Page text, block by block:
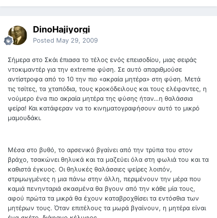
DinoHajiyorgi
Posted May 29, 2009
Σήμερα στο Σκάι έπιασα το τέλος ενός επεισοδίου, μιας σειράς
ντοκιμαντέρ για την extreme φύση. Σε αυτό απαριθμούσε
αντίστροφα από το 10 την πιο «ακραία μητέρα» στη φύση. Μετά
τις τσίτες, τα χταπόδια, τους κροκόδειλους και τους ελέφαντες, η
νούμερο ένα πιο ακραία μητέρα της φύσης ήταν…η θαλάσσια
ψείρα! Και κατάφεραν να το κινηματογραφήσουν αυτό το μικρό
μαμουδάκι.
Μέσα στο βυθό, το αρσενικό βγαίνει από την τρύπα του στον
βράχο, τσακώνει θηλυκά και τα μαζεύει όλα στη φωλιά του και τα
καθιστά έγκυος. Οι θηλυκές θαλάσσιες ψείρες λοιπόν,
στριμωγμένες η μια πάνω στην άλλη, περιμένουν την μέρα που
καμιά πενηνταριά σκασμένα θα βγουν από την κάθε μία τους,
αφού πρώτα τα μικρά θα έχουν καταβροχθίσει τα εντόσθια των
μητέρων τους. Όταν επιτέλους τα μωρά βγαίνουν, η μητέρα είναι